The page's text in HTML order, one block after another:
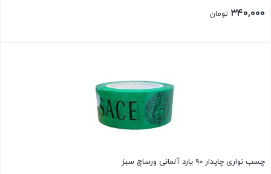
۳۴۰,۰۰۰ تومان
چسب نواری چاپدار ۹۰ یارد آلمانی ورساچ سبز